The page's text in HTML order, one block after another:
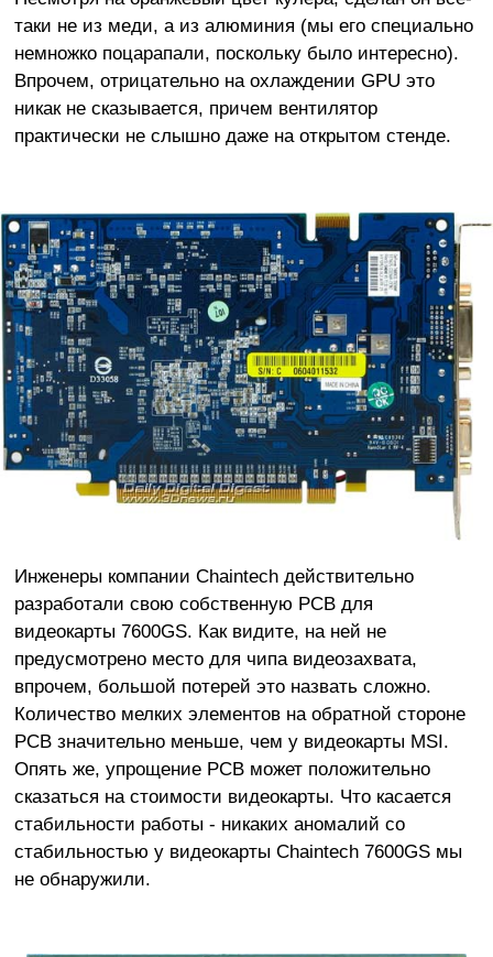
таки не из меди, а из алюминия (мы его специально
немножко поцарапали, поскольку было интересно).
Впрочем, отрицательно на охлаждении GPU это
никак не сказывается, причем вентилятор
практически не слышно даже на открытом стенде.
Инженеры компании Chaintech действительно
разработали свою собственную PCB для
видеокарты 7600GS. Как видите, на ней не
предусмотрено место для чипа видеозахвата,
впрочем, большой потерей это назвать сложно.
Количество мелких элементов на обратной стороне
PCB значительно меньше, чем у видеокарты MSI.
Опять же, упрощение PCB может положительно
сказаться на стоимости видеокарты. Что касается
стабильности работы - никаких аномалий со
стабильностью у видеокарты Chaintech 7600GS мы
не обнаружили.